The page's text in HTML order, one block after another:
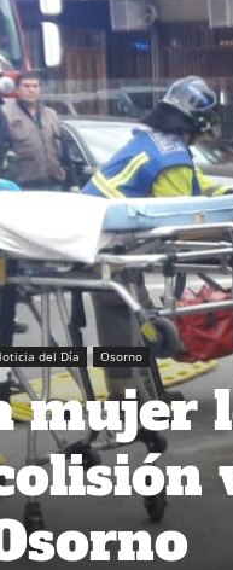
del Día Osorno
mujer